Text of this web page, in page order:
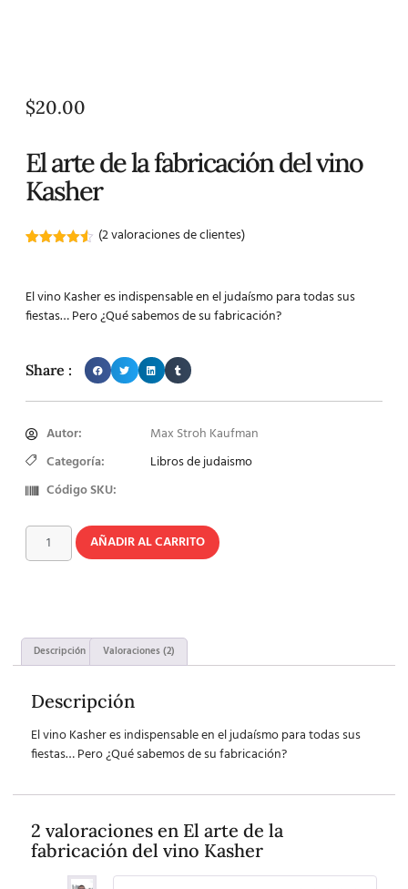
$20.00
El arte de la fabricación del vino
Kasher
base a
de
(2valoraciones de clientes)
El vino Kasher es indispensable en el judaísmo para todas sus
fiestas… Pero ¿Qué sabemos de su fabricación?
Share :
Autor:
Categoría:
Código SKU:
Max Stroh Kaufman
Libros de judaismo
AÑADIR AL CARRITO
Descripción Valoraciones (2)
Descripción
El vino Kasher es indispensable en el judaísmo para todas sus
fiestas… Pero ¿Qué sabemos de su fabricación?
2 valoraciones en El arte de la
fabricación del vino Kasher